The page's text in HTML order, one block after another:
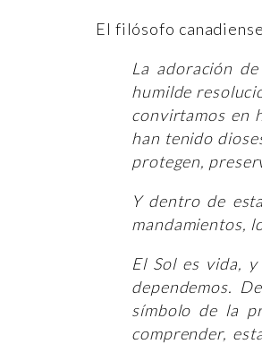
El filósofo canadiense
La adoración
humilde
convirtamos en
han tenido
protegen,
Y dentro de
mandamientos,
El Sol es vida,
dependemos.
símbolo de la
comprender,